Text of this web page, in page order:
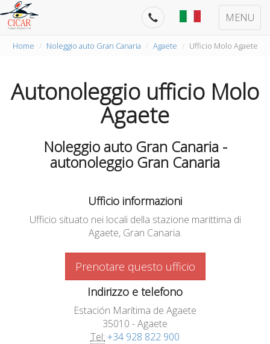
MENU
Home Noleggio auto Gran Canaria Agaete Ufficio Molo Agaete
Autonoleggio ufficio Molo
Agaete
Noleggio auto Gran Canaria -
autonoleggio Gran Canaria
Ufficio informazioni
Ufficio situato nei locali della stazione marittima di
Agaete, Gran Canaria.
Prenotare questo ufficio
Indirizzo e telefono
Estación Marítima de Agaete
35010 - Agaete
Tel: +34 928 822 900